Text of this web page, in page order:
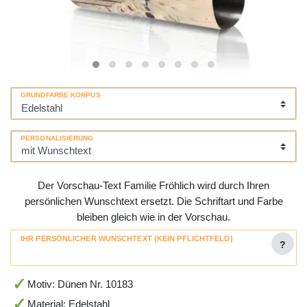
GRUNDFARBE KORPUS
PERSONALISIERUNG
Der Vorschau-Text Familie Fröhlich wird durch Ihren
persönlichen Wunschtext ersetzt. Die Schriftart und Farbe
bleiben gleich wie in der Vorschau.
IHR PERSÖNLICHER WUNSCHTEXT (KEIN PFLICHTFELD)
?
Motiv: Dünen Nr. 10183
Material: Edelstahl